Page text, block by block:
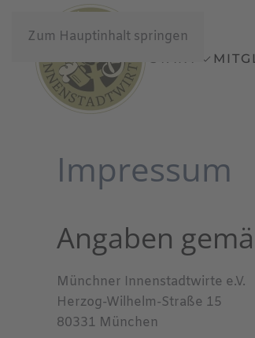
Zum Hauptinhalt springen
START
Impressum
Angaben
Münchner Innenstadtwirte e.V.
Herzog-Wilhelm-Straße 15
80331 München